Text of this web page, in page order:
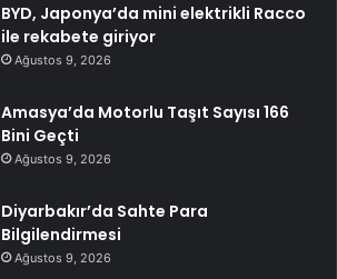
BYD, Japonya’da mini elektrikli Racco
ile rekabete giriyor
Ağustos 9, 2026
Amasya’da Motorlu Taşıt Sayısı 166
Bini Geçti
Ağustos 9, 2026
Diyarbakır’da Sahte Para
Bilgilendirmesi
Ağustos 9, 2026